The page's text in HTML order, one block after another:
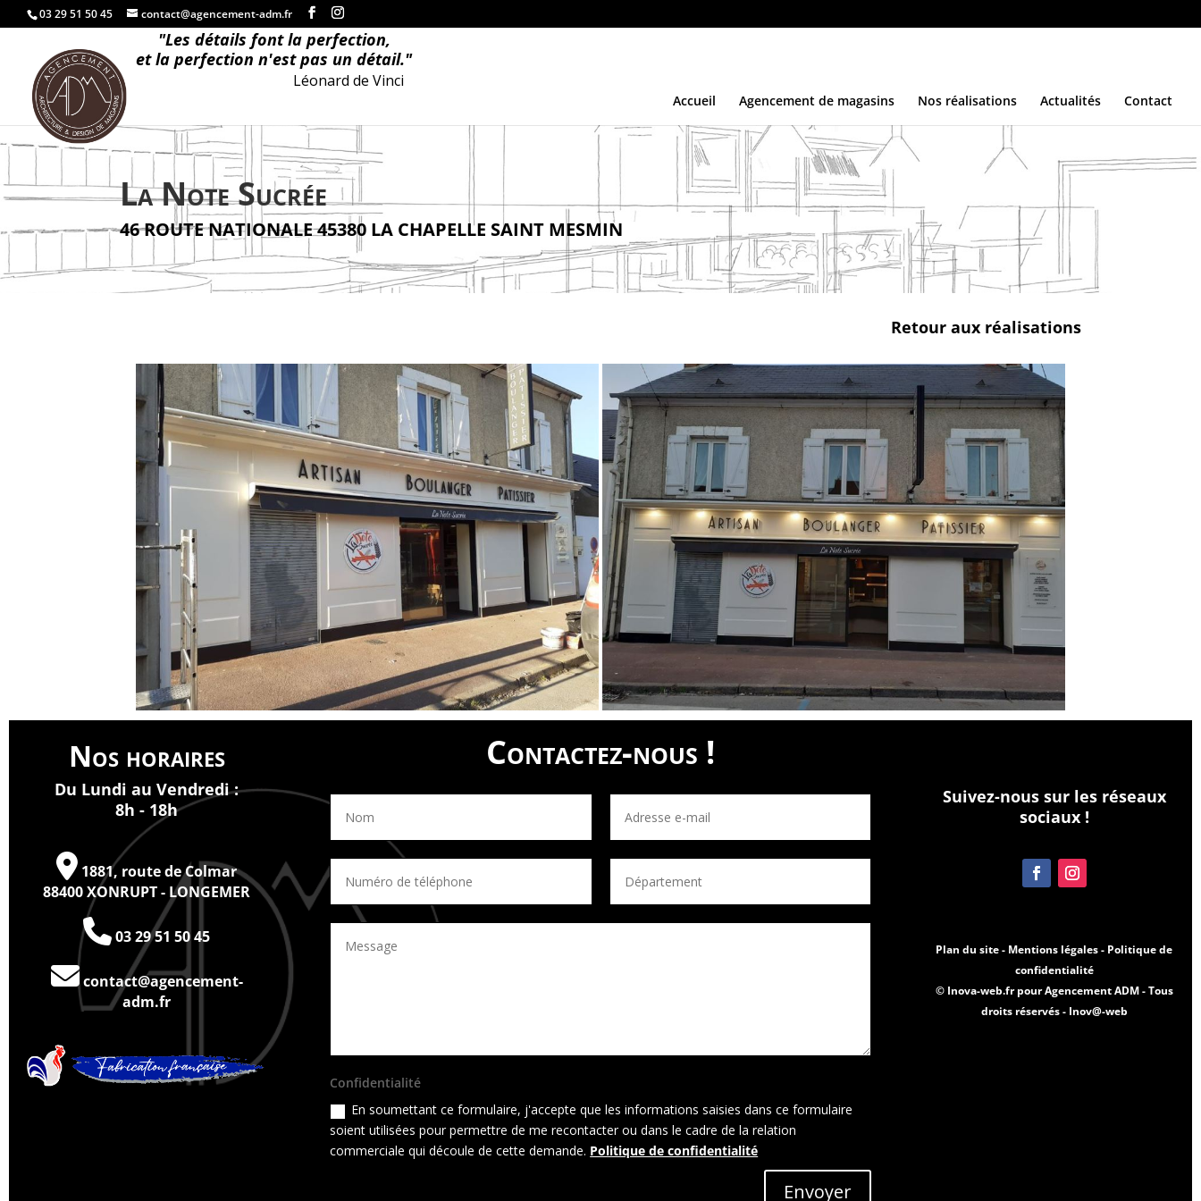
03 29 51 50 45 contact@agencement-adm.fr
"Les détails font la perfection,
et la perfection n'est pas un détail."
Léonard de Vinci
Accueil Agencement de magasins Nos réalisations Actualités Contact
La Note Sucrée
46 ROUTE NATIONALE 45380 LA CHAPELLE SAINT MESMIN
Retour aux réalisations
Nos horaires
Du Lundi au Vendredi :
8h - 18h
1881, route de Colmar
88400 XONRUPT - LONGEMER
03 29 51 50 45
contact@agencement-
adm.fr
Contactez-nous !
Confidentialité
En soumettant ce formulaire, j'accepte que les informations saisies dans ce formulaire
soient utilisées pour permettre de me recontacter ou dans le cadre de la relation
commerciale qui découle de cette demande. Politique de confidentialité
Envoyer
Suivez-nous sur les réseaux
sociaux !
Plan du site - Mentions légales - Politique de
confidentialité
© Inova-web.fr pour Agencement ADM - Tous
droits réservés - Inov@-web